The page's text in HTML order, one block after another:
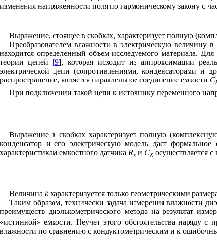
изменения напряженности поля по гармоническому закону с
Выражение, стоящее в скобках, характеризует полную
Преобразователем влажности в электрическую величину
находится определенный объем исследуемого материала.
теории цепей [9], которая исходит из аппроксимации
электрической цепи (сопротивлениями, конденсаторами и
распространение, является параллельное соединение емкости С
При подключении такой цепи к источнику переменного
Выражение в скобках характеризует полную
конденсатор и его электрическую модель дает
характеристикам емкостного датчика Rx и Сx осуществляется
Величина k характеризуется только геометрическими
Таким образом, технически задача измерения влажности
преимуществ диэлькометрического метода на результат
«истинной» емкости. Неучет этого обстоятельства наряду
влажности по сравнению с кондуктометрическим и к